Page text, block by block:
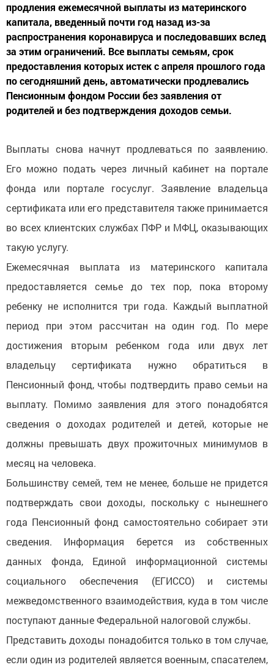
продления ежемесячной выплаты из материнского
капитала, введенный почти год назад из-за
распространения коронавируса и последовавших вслед
за этим ограничений. Все выплаты семьям, срок
предоставления которых истек с апреля прошлого года
по сегодняшний день, автоматически продлевались
Пенсионным фондом России без заявления от
родителей и без подтверждения доходов семьи.
Выплаты снова начнут продлеваться по заявлению.
Его можно подать через личный кабинет на портале
фонда или портале госуслуг. Заявление владельца
сертификата или его представителя также принимается
во всех клиентских службах ПФР и МФЦ, оказывающих
такую услугу.
Ежемесячная выплата из материнского капитала
предоставляется семье до тех пор, пока второму
ребенку не исполнится три года. Каждый выплатной
период при этом рассчитан на один год. По мере
достижения вторым ребенком года или двух лет
владельцу сертификата нужно обратиться в
Пенсионный фонд, чтобы подтвердить право семьи на
выплату. Помимо заявления для этого понадобятся
сведения о доходах родителей и детей, которые не
должны превышать двух прожиточных минимумов в
месяц на человека.
Большинству семей, тем не менее, больше не придется
подтверждать свои доходы, поскольку с нынешнего
года Пенсионный фонд самостоятельно собирает эти
сведения. Информация берется из собственных
данных фонда, Единой информационной системы
социального обеспечения (ЕГИССО) и системы
межведомственного взаимодействия, куда в том числе
поступают данные Федеральной налоговой службы.
Представить доходы понадобится только в том случае,
если один из родителей является военным, спасателем,